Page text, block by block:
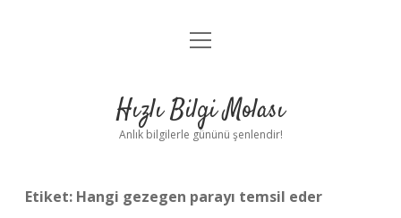
Anasayfa
Yasal Uyarı
menüyü
Hızlı Bilgi Molası
Anlık bilgilerle gününü şenlendir!
Etiket: Hangi gezegen parayı temsil eder